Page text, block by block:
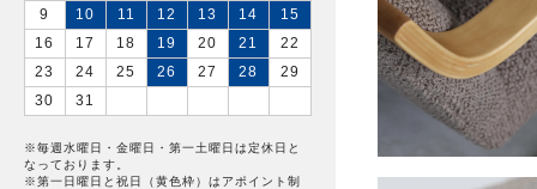
9
10 11 12 13 14
15
16
17 18 19 20 21
22
23
24 25 26 27 28
29
30
31
※毎週水曜日・金曜日・第一土曜日は定休日と
なっております。
※第一日曜日と祝日（黄色枠）はアポイント制